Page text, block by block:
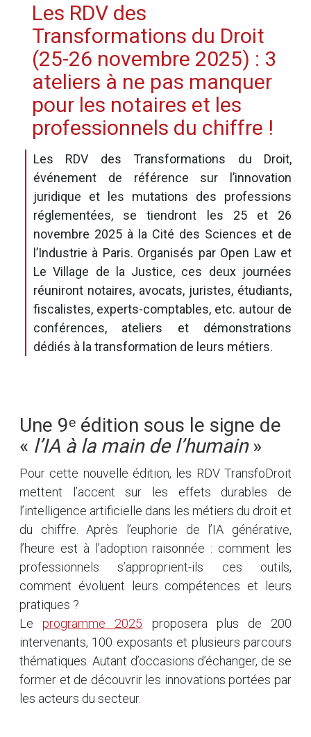
Les RDV des
Transformations du Droit
(25-26 novembre 2025) : 3
ateliers à ne pas manquer
pour les notaires et les
professionnels du chiffre !
Les RDV des Transformations du Droit,
événement de référence sur l’innovation
juridique et les mutations des professions
réglementées, se tiendront les 25 et 26
novembre 2025 à la Cité des Sciences et de
l’Industrie à Paris. Organisés par Open Law et
Le Village de la Justice, ces deux journées
réuniront notaires, avocats, juristes, étudiants,
fiscalistes, experts-comptables, etc. autour de
conférences, ateliers et démonstrations
dédiés à la transformation de leurs métiers.
Une 9ᵉ édition sous le signe de
« l’IA à la main de l’humain»
Pour cette nouvelle édition, les RDV TransfoDroit
mettent l’accent sur les effets durables de
l’intelligence artificielle dans les métiers du droit et
du chiffre. Après l’euphorie de l’IA générative,
l’heure est à l’adoption raisonnée : comment les
professionnels s’approprient-ils ces outils,
comment évoluent leurs compétences et leurs
pratiques ?
Leprogramme 2025 proposera plus de 200
intervenants, 100 exposants et plusieurs parcours
thématiques. Autant d’occasions d’échanger, de se
former et de découvrir les innovations portées par
les acteurs du secteur.